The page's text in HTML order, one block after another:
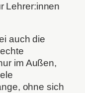
Lehrer:innen
auch die
im Außen,
ohne sich